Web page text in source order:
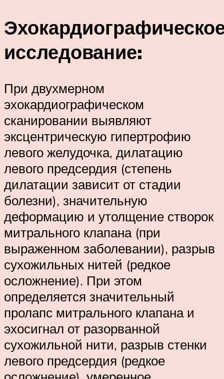
исследование:
При двухмерном
эхокардиографическом
сканировании выявляют
эксцентрическую гипертрофию
левого желудочка, дилатацию
левого предсердия (степень
дилатации зависит от стадии
болезни), значительную
деформацию и утолщение створок
митрального клапана (при
выраженном заболевании), разрыв
сухожильных нитей (редкое
осложнение). При этом
определяется значительный
пролапс митрального клапана и
эхосигнал от разорванной
сухожильной нити, разрыв стенки
левого предсердия (редкое